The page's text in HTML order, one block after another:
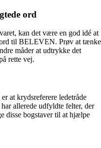
ord
kan det være en god idé at
til BELEVEN. Prøv at tænke
måder at udtrykke det
rette vej.
at krydsreferere ledetråde
allerede udfyldte felter, der
disse bogstaver til at hjælpe